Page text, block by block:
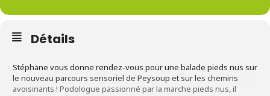
Détails
Stéphane vous donne rendez-vous pour une balade pieds nus sur
le nouveau parcours sensoriel de Peysoup et sur les chemins
avoisinants ! Podologue passionné par la marche pieds nus, il